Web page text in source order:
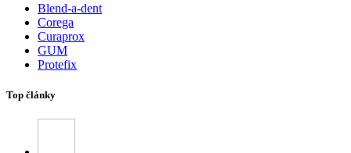
Blend-a-dent
Corega
Curaprox
GUM
Protefix
Top články